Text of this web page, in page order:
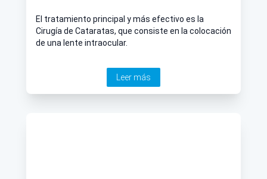
El tratamiento principal y más efectivo es la
Cirugía de Cataratas, que consiste en la colocación
de una lente intraocular.
Leer más